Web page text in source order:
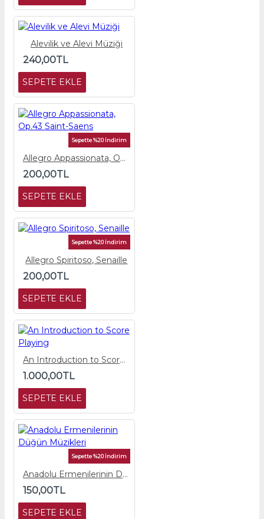
Alevilik ve Alevi Müziği
240,00TL
SEPETE EKLE
Sepette %20 İndirim
Allegro Appassionata, Op.43 Saint-Saens
200,00TL
SEPETE EKLE
Sepette %20 İndirim
Allegro Spiritoso, Senaille
200,00TL
SEPETE EKLE
An Introduction to Score Playing
1.000,00TL
SEPETE EKLE
Sepette %20 İndirim
Anadolu Ermenilerinin Düğün Müzikleri
150,00TL
SEPETE EKLE